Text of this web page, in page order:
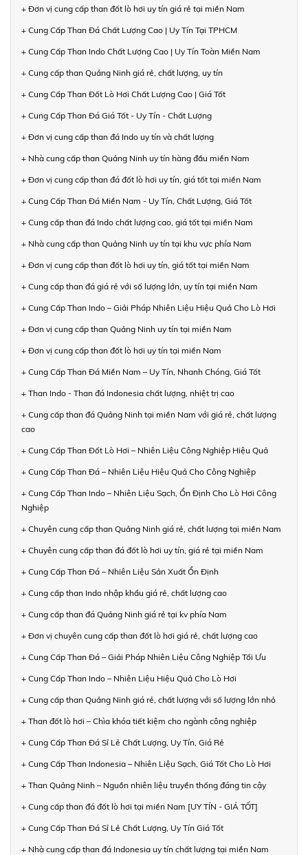
+ Đơn vị cung cấp than đốt lò hơi uy tín giá rẻ tại miền Nam
+ Cung Cấp Than Đá Chất Lượng Cao | Uy Tín Tại TPHCM
+ Cung Cấp Than Indo Chất Lượng Cao | Uy Tín Toàn Miền Nam
+ Cung cấp than Quảng Ninh giá rẻ, chất lượng, uy tín
+ Cung Cấp Than Đốt Lò Hơi Chất Lượng Cao | Giá Tốt
+ Cung Cấp Than Đá Giá Tốt - Uy Tín - Chất Lượng
+ Đơn vị cung cấp than đá Indo uy tín và chất lượng
+ Nhà cung cấp than Quảng Ninh uy tín hàng đầu miền Nam
+ Đơn vị cung cấp than đá đốt lò hơi uy tín, giá tốt tại miền Nam
+ Cung Cấp Than Đá Miền Nam - Uy Tín, Chất Lượng, Giá Tốt
+ Cung cấp than đá Indo chất lượng cao, giá tốt tại miền Nam
+ Nhà cung cấp than Quảng Ninh uy tín tại khu vực phía Nam
+ Đơn vị cung cấp than đốt lò hơi uy tín, giá tốt tại miền Nam
+ Cung cấp than đá giá rẻ với số lượng lớn, uy tín tại miền Nam
+ Cung Cấp Than Indo – Giải Pháp Nhiên Liệu Hiệu Quả Cho Lò Hơi
+ Đơn vị cung cấp than Quảng Ninh uy tín tại miền Nam
+ Đơn vị cung cấp than đốt lò hơi uy tín tại miền Nam
+ Cung Cấp Than Đá Miền Nam – Uy Tín, Nhanh Chóng, Giá Tốt
+ Than Indo - Than đá Indonesia chất lượng, nhiệt trị cao
+ Cung cấp than đá Quảng Ninh tại miền Nam với giá rẻ, chất lượng
cao
+ Cung Cấp Than Đốt Lò Hơi – Nhiên Liệu Công Nghiệp Hiệu Quả
+ Cung Cấp Than Đá – Nhiên Liệu Hiệu Quả Cho Công Nghiệp
+ Cung Cấp Than Indo – Nhiên Liệu Sạch, Ổn Định Cho Lò Hơi Công
Nghiệp
+ Chuyên cung cấp than Quảng Ninh giá rẻ, chất lượng tại miền Nam
+ Chuyên cung cấp than đá đốt lò hơi uy tín, giá rẻ tại miền Nam
+ Cung Cấp Than Đá – Nhiên Liệu Sản Xuất Ổn Định
+ Cung cấp than Indo nhập khẩu giá rẻ, chất lượng cao
+ Cung cấp than đá Quảng Ninh giá rẻ tại kv phía Nam
+ Đơn vị chuyên cung cấp than đốt lò hơi giá rẻ, chất lượng cao
+ Cung Cấp Than Đá – Giải Pháp Nhiên Liệu Công Nghiệp Tối Ưu
+ Cung Cấp Than Indo – Nhiên Liệu Hiệu Quả Cho Lò Hơi
+ Cung cấp than Quảng Ninh giá rẻ, chất lượng với số lượng lớn nhỏ
+ Than đốt lò hơi – Chìa khóa tiết kiệm cho ngành công nghiệp
+ Cung Cấp Than Đá Sỉ Lẻ Chất Lượng, Uy Tín, Giá Rẻ
+ Cung Cấp Than Indonesia – Nhiên Liệu Sạch, Giá Tốt Cho Lò Hơi
+ Than Quảng Ninh – Nguồn nhiên liệu truyền thống đáng tin cậy
+ Cung cấp than đá đốt lò hơi tại miền Nam [UY TÍN - GIÁ TỐT]
+ Cung Cấp Than Đá Sỉ Lẻ Chất Lượng, Uy Tín Giá Tốt
+ Nhà cung cấp than đá Indonesia uy tín chất lượng tại miền Nam